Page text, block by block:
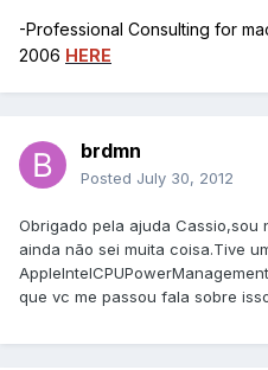
-Professional Consulting for
2006 HERE
brdmn
Posted July 30, 2012
Obrigado pela ajuda Cassio,sou
ainda não sei muita coisa.Tive
que vc me passou fala sobre